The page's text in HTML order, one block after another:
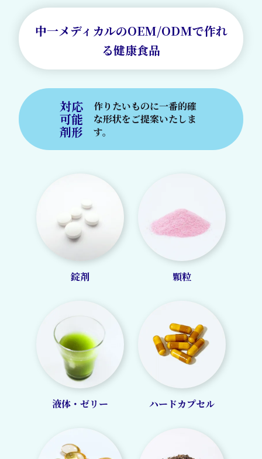
中一メディカルのOEM/ODMで作れ
る健康食品
対応
可能
剤形
作りたいものに一番的確
な形状をご提案いたしま
す。
錠剤 顆粒
液体・ゼリー ハードカプセル